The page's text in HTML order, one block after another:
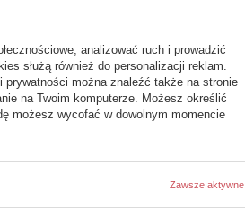
analizować ruch i prowadzić
służą również do personalizacji reklam.
prywatności można znaleźć także na stronie
na Twoim komputerze. Możesz określić
możesz wycofać w dowolnym momencie
Zawsze aktywne